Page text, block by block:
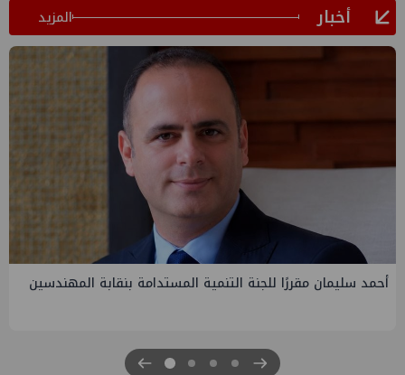
أخبار المزيد
PMS تنهي أعمال إنزال الخطوط البحرية الثلاث بمشروع المرحلة